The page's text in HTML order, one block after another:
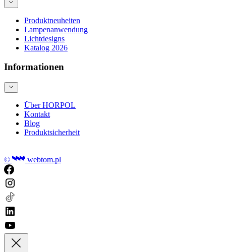
Produktneuheiten
Lampenanwendung
Lichtdesigns
Katalog 2026
Informationen
Über HORPOL
Kontakt
Blog
Produktsicherheit
© webtom.pl